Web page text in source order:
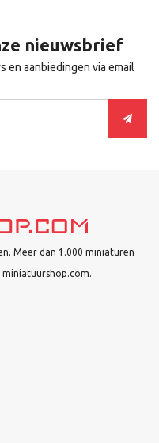
nieuwsbrief
en aanbiedingen via email
Meer dan 1.000 miniaturen